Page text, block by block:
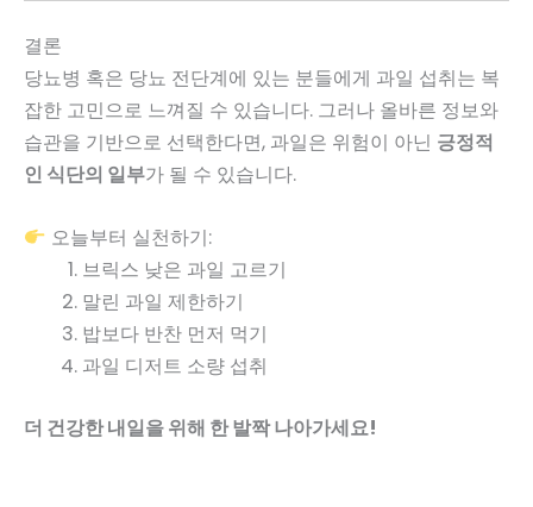
결론
당뇨병 혹은 당뇨 전단계에 있는 분들에게 과일 섭취는 복
잡한 고민으로 느껴질 수 있습니다. 그러나 올바른 정보와
습관을 기반으로 선택한다면, 과일은 위험이 아닌 긍정적
인 식단의 일부가 될 수 있습니다.
오늘부터 실천하기:
브릭스 낮은 과일 고르기
말린 과일 제한하기
밥보다 반찬 먼저 먹기
과일 디저트 소량 섭취
더 건강한 내일을 위해 한 발짝 나아가세요!